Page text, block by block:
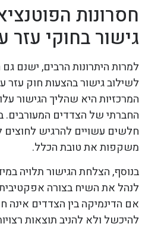
חסרונות
גישור בחוקי עזר
למרות היתרונות הרבים, ישנם גם
לשילוב גישור בהצעות חוק עזר
המרכזיות היא שהליך הגישור
החברתי של הצדדים המעורבים.
חלשים עשויים להרגיש לחוצים
משקפות את טובת הכלל.
בנוסף, הצלחת הגישור תלויה
לנהל את השיח בצורה
אם הדינמיקה בין הצדדים אינה
להיכשל ולא להניב תוצאות